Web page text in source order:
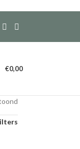
€0,00